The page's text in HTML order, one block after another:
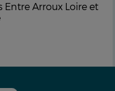
Arroux Loire et